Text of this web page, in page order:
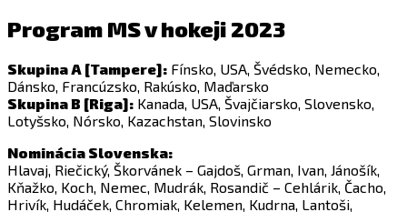
Program MS v hokeji 2023
Skupina A [Tampere]: Fínsko, USA, Švédsko, Nemecko,
Dánsko, Francúzsko, Rakúsko, Maďarsko
Skupina B [Riga]: Kanada, USA, Švajčiarsko, Slovensko,
Lotyšsko, Nórsko, Kazachstan, Slovinsko
Nominácia Slovenska:
Hlavaj, Riečický, Škorvánek – Gajdoš, Grman, Ivan, Jánošík,
Kňažko, Koch, Nemec, Mudrák, Rosandič – Cehlárik, Čacho,
Hrivík, Hudáček, Chromiak, Kelemen, Kudrna, Lantoši,